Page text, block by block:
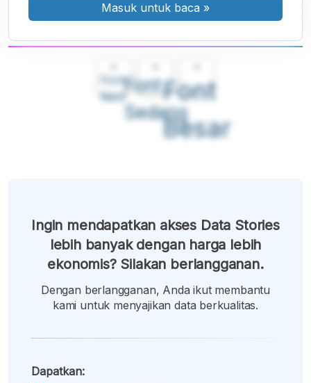
Font
Kecil
Font
Sedang
Font
Besar
Masuk untuk baca »
Ingin mendapatkan akses Data Stories
lebih banyak dengan harga lebih
ekonomis? Silakan berlangganan.
Dengan berlangganan, Anda ikut membantu
kami untuk menyajikan data berkualitas.
Dapatkan: